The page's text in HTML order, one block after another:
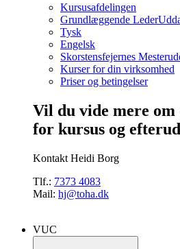
Kursusafdelingen
Grundlæggende
Tysk
Engelsk
Skorstensfejernes
Kurser for din virksomhed
Priser og betingelser
Vil du vide mere
for kursus og
Kontakt Heidi Borg
Tlf.: 7373 4083
Mail: hj@toha.dk
VUC